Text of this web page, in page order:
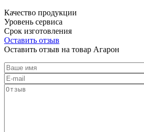
Качество продукции
Уровень сервиса
Срок изготовления
Оставить отзыв
Оставить отзыв на товар Агарон